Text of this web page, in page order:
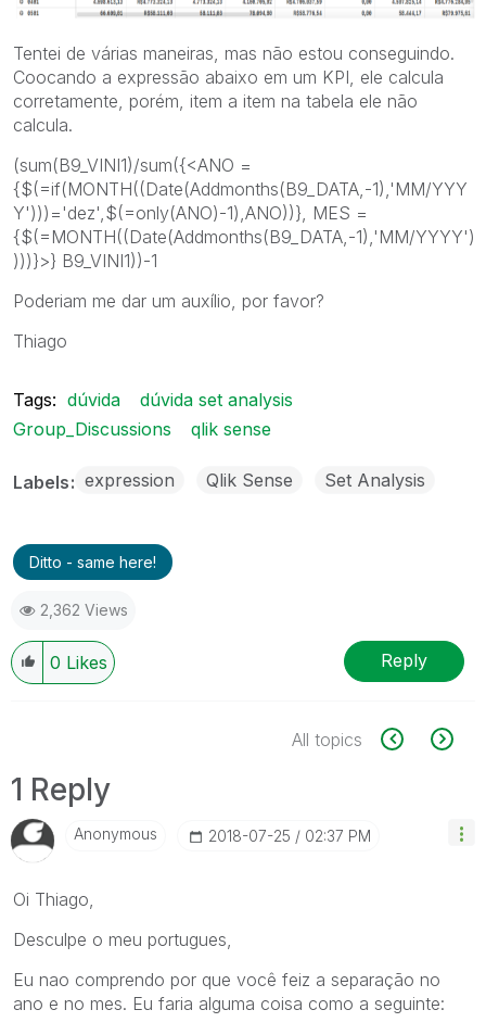
Tentei de várias maneiras, mas não estou conseguindo.
Coocando a expressão abaixo em um KPI, ele calcula
corretamente, porém, item a item na tabela ele não
calcula.
(sum(B9_VINI1)/sum({<ANO =
{$(=if(MONTH((Date(Addmonths(B9_DATA,-1),'MM/YYY
Y')))='dez',$(=only(ANO)-1),ANO))}, MES =
{$(=MONTH((Date(Addmonths(B9_DATA,-1),'MM/YYYY')
)))}>} B9_VINI1))-1
Poderiam me dar um auxílio, por favor?
Thiago
Tags: dúvida
dúvida set analysis
Group_Discussions
qlik sense
Labels expression Qlik Sense Set Analysis
Ditto - same here!
2,362 Views
0 Likes Reply
All topics
1 Reply
Anonymous ‎2018-07-25 02:37 PM
Oi Thiago,
Desculpe o meu portugues,
Eu nao comprendo por que você feiz a separação no
ano e no mes. Eu faria alguma coisa como a seguinte: